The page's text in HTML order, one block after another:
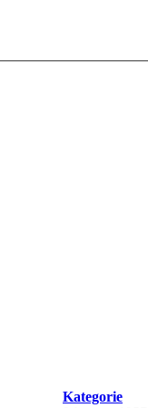
Kategorie